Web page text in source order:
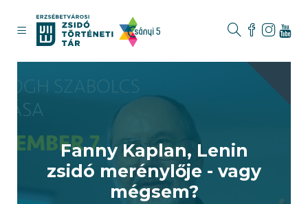
Fanny Kaplan, Lenin
zsidó merénylője - vagy
mégsem?